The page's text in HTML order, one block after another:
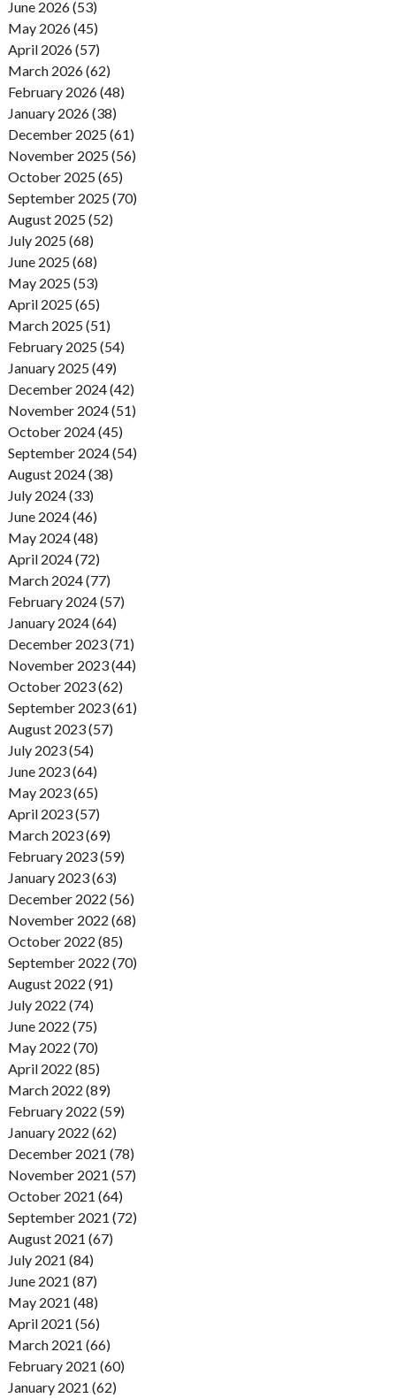
June 2026 (53)
May 2026 (45)
April 2026 (57)
March 2026 (62)
February 2026 (48)
January 2026 (38)
December 2025 (61)
November 2025 (56)
October 2025 (65)
September 2025 (70)
August 2025 (52)
July 2025 (68)
June 2025 (68)
May 2025 (53)
April 2025 (65)
March 2025 (51)
February 2025 (54)
January 2025 (49)
December 2024 (42)
November 2024 (51)
October 2024 (45)
September 2024 (54)
August 2024 (38)
July 2024 (33)
June 2024 (46)
May 2024 (48)
April 2024 (72)
March 2024 (77)
February 2024 (57)
January 2024 (64)
December 2023 (71)
November 2023 (44)
October 2023 (62)
September 2023 (61)
August 2023 (57)
July 2023 (54)
June 2023 (64)
May 2023 (65)
April 2023 (57)
March 2023 (69)
February 2023 (59)
January 2023 (63)
December 2022 (56)
November 2022 (68)
October 2022 (85)
September 2022 (70)
August 2022 (91)
July 2022 (74)
June 2022 (75)
May 2022 (70)
April 2022 (85)
March 2022 (89)
February 2022 (59)
January 2022 (62)
December 2021 (78)
November 2021 (57)
October 2021 (64)
September 2021 (72)
August 2021 (67)
July 2021 (84)
June 2021 (87)
May 2021 (48)
April 2021 (56)
March 2021 (66)
February 2021 (60)
January 2021 (62)